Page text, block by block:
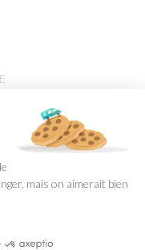
mais on aimerait bien